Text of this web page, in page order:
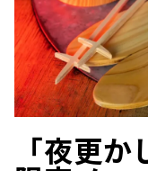
「夜更か